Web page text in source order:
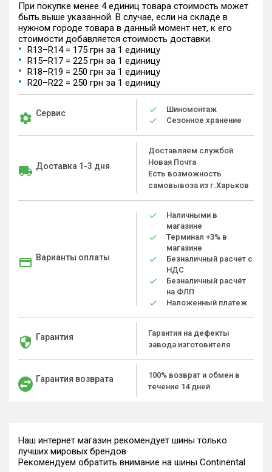
При покупке менее 4 единиц товара стоимость может
быть выше указанной. В случае, если на складе в
нужном городе товара в данный момент нет, к его
стоимости добавляется стоимость доставки.
R13–R14 = 175 грн за 1 единицу
R15–R17 = 225 грн за 1 единицу
R18–R19 = 250 грн за 1 единицу
R20–R22 = 250 грн за 1 единицу
Сервис
Шиномонтаж
Сезонное хранение
Доставка 1-3 дня
Доставляем службой
Новая Почта
Есть возможность
самовывоза из г.Харьков
Варианты оплаты
Наличными в
магазине
Терминал +3% в
магазине
Безналичный расчет с
НДС
Безналичный расчёт
на ФЛП
Наложенный платеж
Гарантия
Гарантия на дефекты
завода изготовителя
Гарантия возврата
100% возврат и обмен в
течение 14 дней
Наш интернет магазин рекомендует шины только
лучших мировых брендов
Рекомендуем обратить внимание на шины Continental